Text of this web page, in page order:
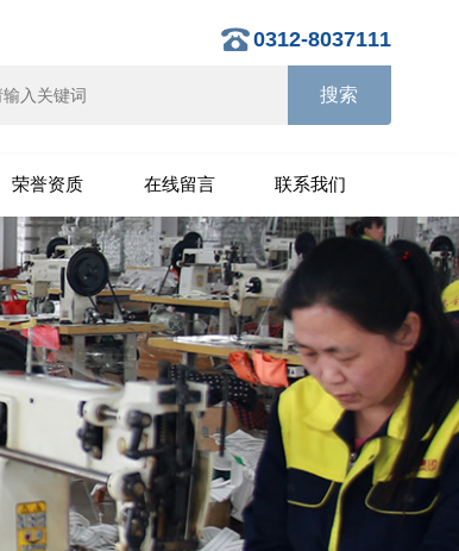
0312-8037111
荣誉资质 在线留言 联系我们